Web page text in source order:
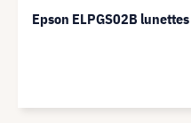
Epson ELPGS02B